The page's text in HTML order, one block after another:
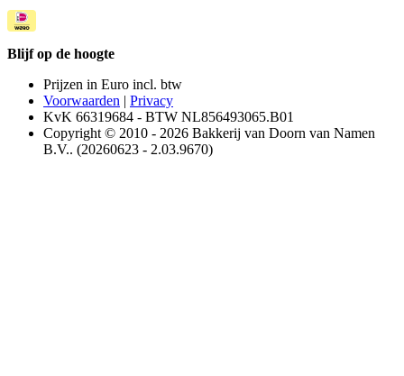
Blijf op de hoogte
Prijzen in Euro incl. btw
Voorwaarden | Privacy
KvK 66319684 - BTW NL856493065.B01
Copyright © 2010 - 2026 Bakkerij van Doorn van Namen
B.V.. (20260623 - 2.03.9670)